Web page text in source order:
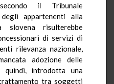
il Tribunale
appartenenti alla
slovena risulterebbe
di servizi di
rilevanza nazionale,
adozione delle
quindi, introdotta una
tra soggetti